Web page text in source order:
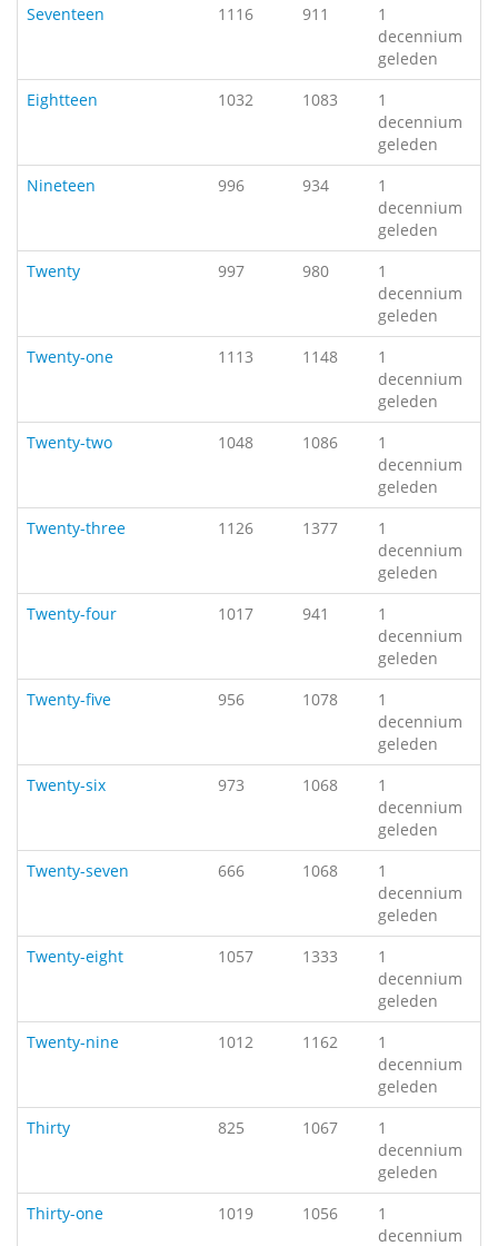
Seventeen
1116 911
1
decennium
geleden
Eightteen
1032 1083
1
decennium
geleden
Nineteen
996 934
1
decennium
geleden
Twenty
997 980
1
decennium
geleden
Twenty-one
1113 1148
1
decennium
geleden
Twenty-two
1048 1086
1
decennium
geleden
Twenty-three
1126 1377
1
decennium
geleden
Twenty-four
1017 941
1
decennium
geleden
Twenty-five
956 1078
1
decennium
geleden
Twenty-six
973 1068
1
decennium
geleden
Twenty-seven
666 1068
1
decennium
geleden
Twenty-eight
1057 1333
1
decennium
geleden
Twenty-nine
1012 1162
1
decennium
geleden
Thirty
825 1067
1
decennium
geleden
Thirty-one
1019 1056
1
decennium